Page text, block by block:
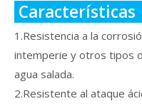
Características
1.Resistencia a la
intemperie y otros tipos
agua salada.
2.Resistente al ataque